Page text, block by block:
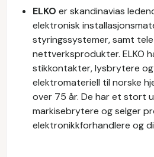
ELKO er skandinavias
elektronisk
styringssystemer, samt
nettverksprodukter. ELKO
stikkontakter, lysbrytere
elektromateriell til norske
over 75 år. De har et stort
markisebrytere og selger
elektronikkforhandlere og